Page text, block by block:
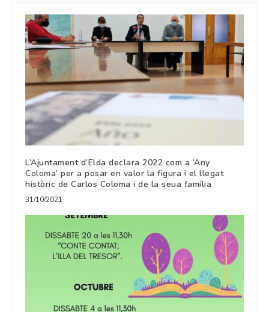
L’Ajuntament d’Elda declara 2022 com a ‘Any
Coloma’ per a posar en valor la figura i el llegat
històric de Carlos Coloma i de la seua família
31/10/2021